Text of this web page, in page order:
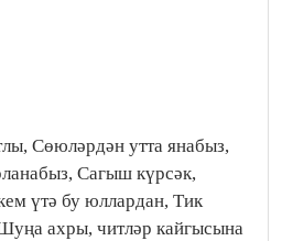
Сөюләрдән утта янабыз,
Сагыш күрсәк,
үтә бу юллардан, Тик
ахры, читләр кайгысына